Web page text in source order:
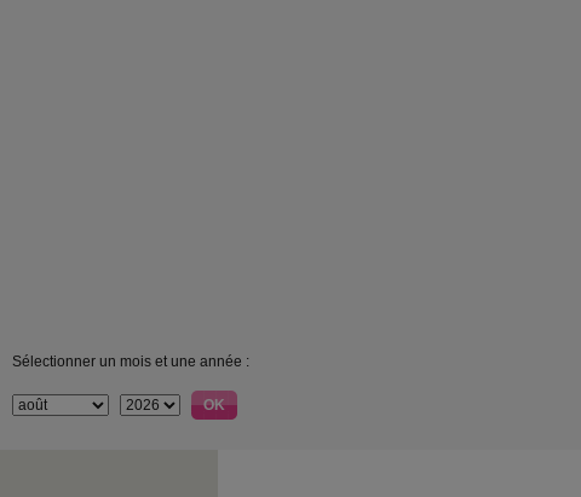
Sélectionner un mois et une année :